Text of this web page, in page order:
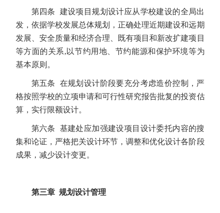
第四条 建设项目规划设计应从学校建设的全局出
发，依据学校发展总体规划，正确处理近期建设和远期
发展、安全质量和经济合理、既有项目和新改扩建项目
等方面的关系,以节约用地、节约能源和保护环境等为
基本原则。
第五条 在规划设计阶段要充分考虑造价控制，严
格按照学校的立项申请和可行性研究报告批复的投资估
算，实行限额设计。
第六条 基建处应加强建设项目设计委托内容的搜
集和论证，严格把关设计环节，调整和优化设计各阶段
成果，减少设计变更。
第三章 规划设计管理